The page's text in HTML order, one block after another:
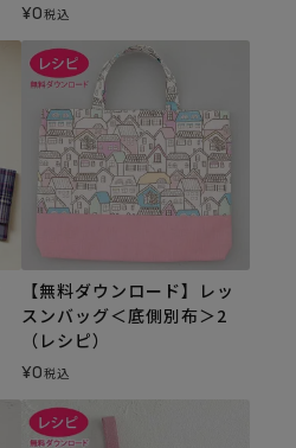
¥0税込
【無料ダウンロード】レッ
スンバッグ＜底側別布＞2
（レシピ）
¥0税込